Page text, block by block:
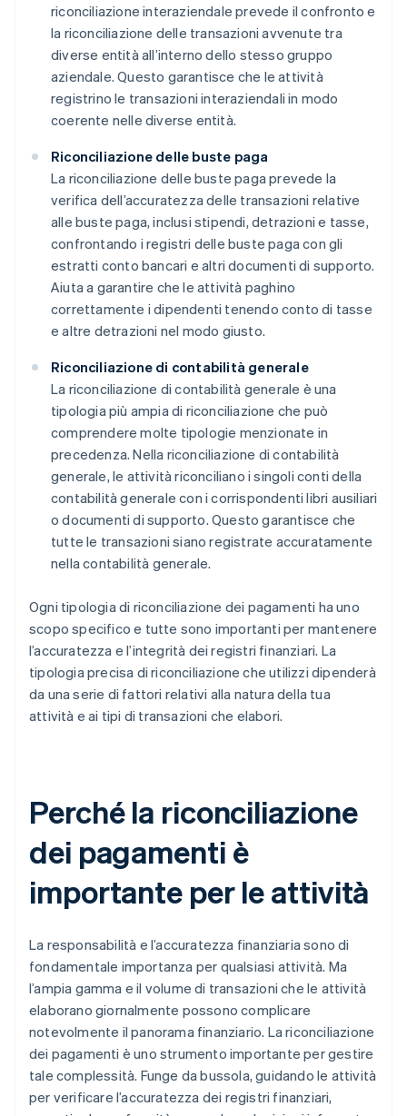
riconciliazione interaziendale prevede il confronto e
la riconciliazione delle transazioni avvenute tra
diverse entità all’interno dello stesso gruppo
aziendale. Questo garantisce che le attività
registrino le transazioni interaziendali in modo
coerente nelle diverse entità.
Riconciliazione delle buste paga
La riconciliazione delle buste paga prevede la
verifica dell’accuratezza delle transazioni relative
alle buste paga, inclusi stipendi, detrazioni e tasse,
confrontando i registri delle buste paga con gli
estratti conto bancari e altri documenti di supporto.
Aiuta a garantire che le attività paghino
correttamente i dipendenti tenendo conto di tasse
e altre detrazioni nel modo giusto.
Riconciliazione di contabilità generale
La riconciliazione di contabilità generale è una
tipologia più ampia di riconciliazione che può
comprendere molte tipologie menzionate in
precedenza. Nella riconciliazione di contabilità
generale, le attività riconciliano i singoli conti della
contabilità generale con i corrispondenti libri ausiliari
o documenti di supporto. Questo garantisce che
tutte le transazioni siano registrate accuratamente
nella contabilità generale.
Ogni tipologia di riconciliazione dei pagamenti ha uno
scopo specifico e tutte sono importanti per mantenere
l’accuratezza e l’integrità dei registri finanziari. La
tipologia precisa di riconciliazione che utilizzi dipenderà
da una serie di fattori relativi alla natura della tua
attività e ai tipi di transazioni che elabori.
Perché la riconciliazione
dei pagamenti è
importante per le attività
La responsabilità e l’accuratezza finanziaria sono di
fondamentale importanza per qualsiasi attività. Ma
l’ampia gamma e il volume di transazioni che le attività
elaborano giornalmente possono complicare
notevolmente il panorama finanziario. La riconciliazione
dei pagamenti è uno strumento importante per gestire
tale complessità. Funge da bussola, guidando le attività
per verificare l’accuratezza dei registri finanziari,